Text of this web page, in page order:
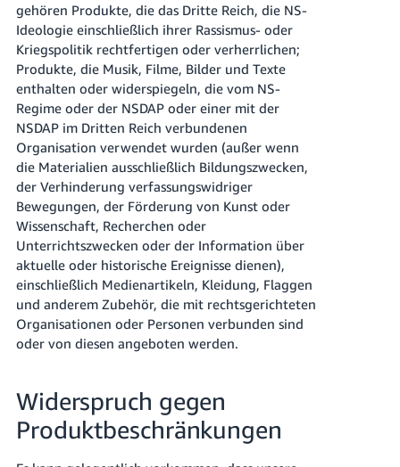
gehören Produkte, die das Dritte Reich, die NS-
Ideologie einschließlich ihrer Rassismus- oder
Kriegspolitik rechtfertigen oder verherrlichen;
Produkte, die Musik, Filme, Bilder und Texte
enthalten oder widerspiegeln, die vom NS-
Regime oder der NSDAP oder einer mit der
NSDAP im Dritten Reich verbundenen
Organisation verwendet wurden (außer wenn
die Materialien ausschließlich Bildungszwecken,
der Verhinderung verfassungswidriger
Bewegungen, der Förderung von Kunst oder
Wissenschaft, Recherchen oder
Unterrichtszwecken oder der Information über
aktuelle oder historische Ereignisse dienen),
einschließlich Medienartikeln, Kleidung, Flaggen
und anderem Zubehör, die mit rechtsgerichteten
Organisationen oder Personen verbunden sind
oder von diesen angeboten werden.
Widerspruch gegen
Produktbeschränkungen